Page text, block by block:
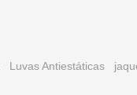
Luvas Antiestáticas